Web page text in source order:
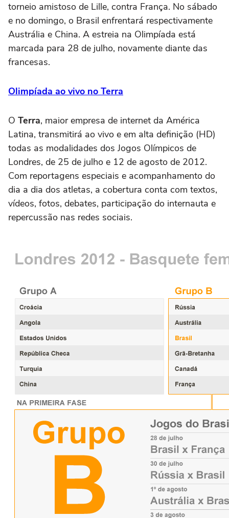
torneio amistoso de Lille, contra França. No sábado
e no domingo, o Brasil enfrentará respectivamente
Austrália e China. A estreia na Olimpíada está
marcada para 28 de julho, novamente diante das
francesas.
Olimpíada ao vivo no Terra
O Terra, maior empresa de internet da América
Latina, transmitirá ao vivo e em alta definição (HD)
todas as modalidades dos Jogos Olímpicos de
Londres, de 25 de julho e 12 de agosto de 2012.
Com reportagens especiais e acompanhamento do
dia a dia dos atletas, a cobertura conta com textos,
vídeos, fotos, debates, participação do internauta e
repercussão nas redes sociais.